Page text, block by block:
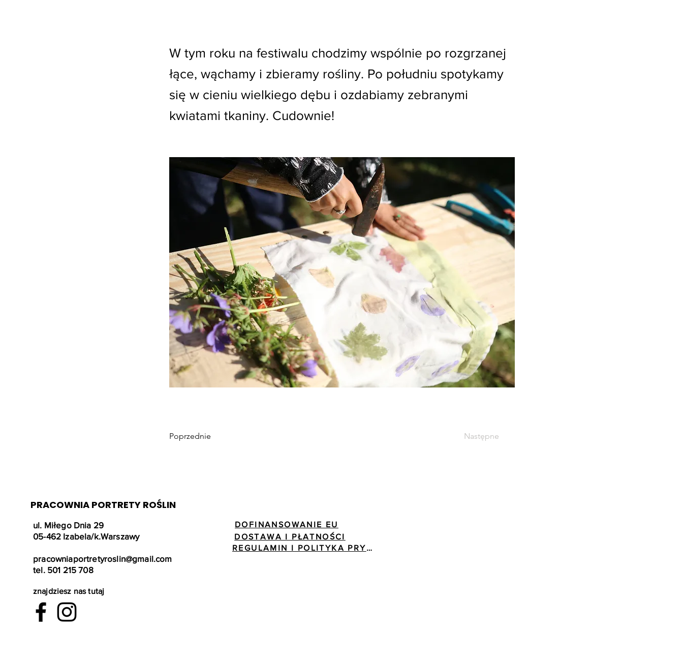
W tym roku na festiwalu chodzimy wspólnie po rozgrzanej
łące, wąchamy i zbieramy rośliny. Po południu spotykamy
się w cieniu wielkiego dębu i ozdabiamy zebranymi
kwiatami tkaniny. Cudownie!
Poprzednie Następne
PRACOWNIA PORTRETY ROŚLIN
REGULAMIN I POLITYKA PRYWATNOŚCI
DOSTAWA I PŁATNOŚCI
DOFINANSOWANIE EU
ul. Miłego Dnia 29
05-462 Izabela/k.Warszawy
pracowniaportretyroslin@gmail.com
tel. 501 215 708
znajdziesz nas tutaj